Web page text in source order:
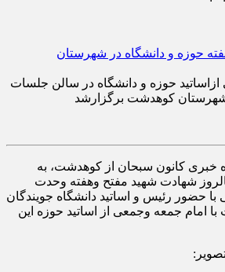
حوزه و دانشگاه در سالن جلسات
شهرستان کوهدشت برگزارشد
خبری کانون سبحان از کوهدشت، به
شهادت شهید مفتح وهفته وحدت
حضور رئیس و اساتید دانشگاه جویندگان
امام جمعه وجمعی از اساتید حوزه این